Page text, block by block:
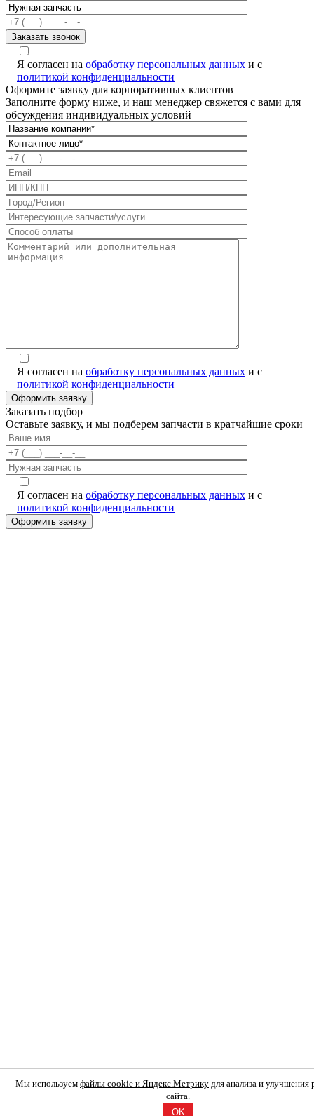
Я согласен на обработку персональных данных и с
политикой конфиденциальности
Оформите заявку для корпоративных клиентов
Заполните форму ниже, и наш менеджер свяжется с вами для
обсуждения индивидуальных условий
Я согласен на обработку персональных данных и с
политикой конфиденциальности
Заказать подбор
Оставьте заявку, и мы подберем запчасти в кратчайшие сроки
Я согласен на обработку персональных данных и с
политикой конфиденциальности
Мы используем файлы cookie и Яндекс.Метрику для анализа и улучшения
сайта.
OK